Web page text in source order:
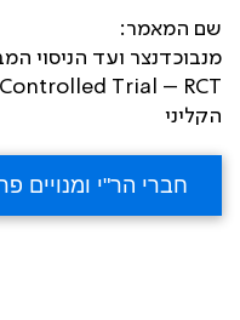
שם המאמר:
הקליני